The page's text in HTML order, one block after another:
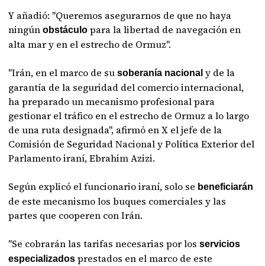
Y añadió: "Queremos asegurarnos de que no haya
ningúnobstáculo para la libertad de navegación en
alta mar y en el estrecho de Ormuz".
"Irán, en el marco de susoberanía nacional y de la
garantía de la seguridad del comercio internacional,
ha preparado un mecanismo profesional para
gestionar el tráfico en el estrecho de Ormuz a lo largo
de una ruta designada", afirmó en X el jefe de la
Comisión de Seguridad Nacional y Política Exterior del
Parlamento iraní, Ebrahim Azizi.
Según explicó el funcionario iraní, solo se beneficiarán
de este mecanismo los buques comerciales y las
partes que cooperen con Irán.
"Se cobrarán las tarifas necesarias por losservicios
especializadosprestados en el marco de este